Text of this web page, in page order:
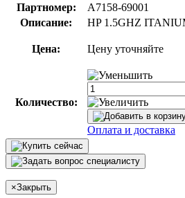
Партномер:
A7158-69001
Описание:
HP 1.5GHZ
Цена: Цену уточняйте
Количество:
Оплата и доставка
×Закрыть